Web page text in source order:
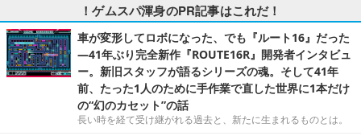
！ゲムスパ渾身のPR記事はこれだ！
車が変形してロボになった、でも『ルート16』だった
―41年ぶり完全新作『ROUTE16R』開発者インタビュ
ー。新旧スタッフが語るシリーズの魂。そして41年
前、たった1人のために手作業で直した世界に1本だけ
の“幻のカセット”の話
長い時を経て受け継がれる過去と、新たに生まれるものとは。